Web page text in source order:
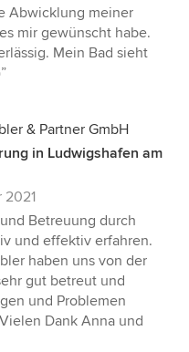
Abwicklung meiner
mir gewünscht habe.
Mein Bad sieht
& Partner GmbH
in Ludwigshafen am
2021
Betreuung durch
und effektiv erfahren.
haben uns von der
gut betreut und
und Problemen
Dank Anna und